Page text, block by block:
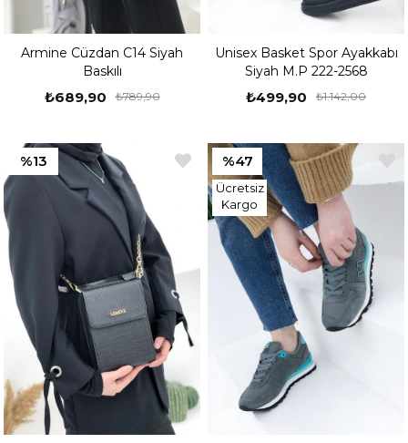
Armine Cüzdan C14 Siyah
Baskılı
₺689,90 ₺789,90
Unisex Basket Spor Ayakkabı
Siyah M.P 222-2568
₺499,90 ₺1.142,00
%13 %47
Ücretsiz
Kargo